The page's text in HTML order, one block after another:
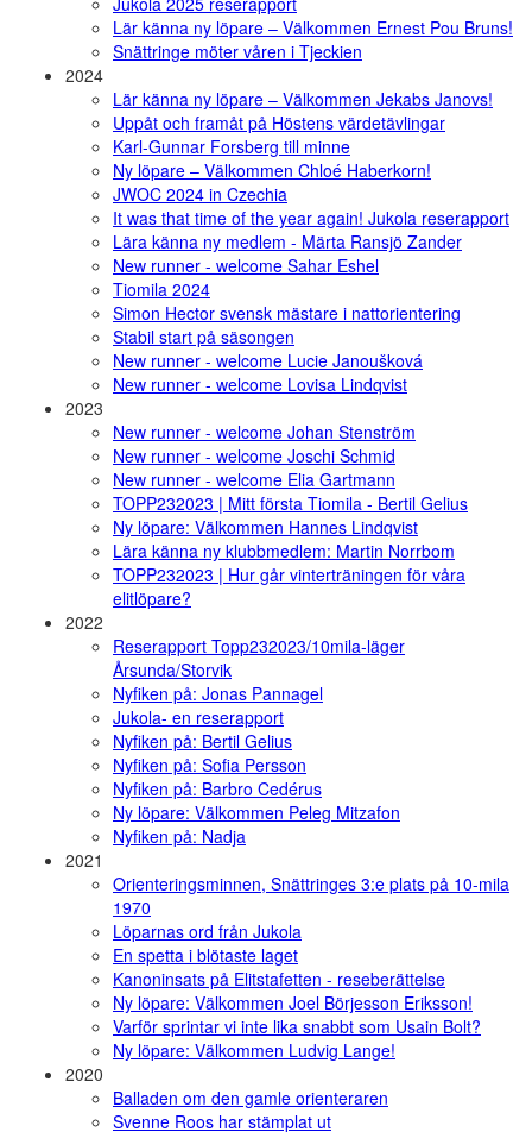
Lär känna ny löpare – Välkommen Ernest Pou Bruns!
Snättringe möter våren i Tjeckien
2024
Lär känna ny löpare – Välkommen Jekabs Janovs!
Uppåt och framåt på Höstens värdetävlingar
Karl-Gunnar Forsberg till minne
Ny löpare – Välkommen Chloé Haberkorn!
JWOC 2024 in Czechia
It was that time of the year again! Jukola reserapport
Lära känna ny medlem - Märta Ransjö Zander
New runner - welcome Sahar Eshel
Tiomila 2024
Simon Hector svensk mästare i nattorientering
Stabil start på säsongen
New runner - welcome Lucie Janoušková
New runner - welcome Lovisa Lindqvist
2023
New runner - welcome Johan Stenström
New runner - welcome Joschi Schmid
New runner - welcome Elia Gartmann
TOPP232023 | Mitt första Tiomila - Bertil Gelius
Ny löpare: Välkommen Hannes Lindqvist
Lära känna ny klubbmedlem: Martin Norrbom
TOPP232023 | Hur går vinterträningen för våra
elitlöpare?
2022
Reserapport Topp232023/10mila-läger
Årsunda/Storvik
Nyfiken på: Jonas Pannagel
Jukola- en reserapport
Nyfiken på: Bertil Gelius
Nyfiken på: Sofia Persson
Nyfiken på: Barbro Cedérus
Ny löpare: Välkommen Peleg Mitzafon
Nyfiken på: Nadja
2021
Orienteringsminnen, Snättringes 3:e plats på 10-mila
1970
Löparnas ord från Jukola
En spetta i blötaste laget
Kanoninsats på Elitstafetten - reseberättelse
Ny löpare: Välkommen Joel Börjesson Eriksson!
Varför sprintar vi inte lika snabbt som Usain Bolt?
Ny löpare: Välkommen Ludvig Lange!
2020
Balladen om den gamle orienteraren
Svenne Roos har stämplat ut